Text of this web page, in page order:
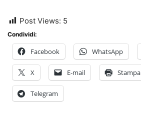
Post Views: 5
Condividi:
Facebook WhatsApp
X E-mail Stampa
Telegram